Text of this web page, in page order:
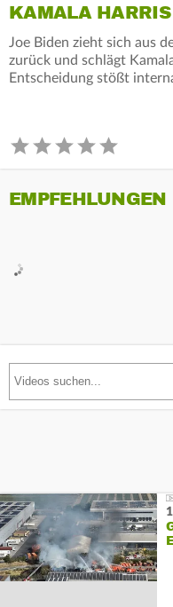
KAMALA
Joe Biden zieht sich aus
zurück und schlägt
Entscheidung stößt
EMPFEHLUNGEN